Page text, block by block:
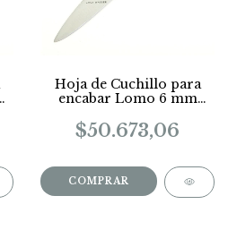
Hoja de Cuchillo para
encabar Lomo 6 mm
$50.673,06